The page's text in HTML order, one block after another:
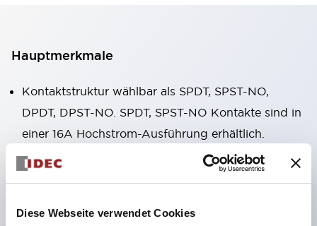
Diese Webseite verwendet Cookies
Hauptmerkmale
Kontaktstruktur wählbar als SPDT, SPST-NO,
DPDT, DPST-NO. SPDT, SPST-NO Kontakte sind in
einer 16A Hochstrom-Ausführung erhältlich.
Gehäusebreite nur 12,7 mm, kompakte Form,
hoher zulässiger Kontaktstrom. RJ1V (einpolig):
IDECs eigene Federfreigabestruktur gewährleistet